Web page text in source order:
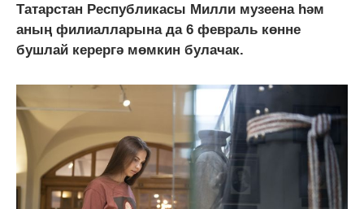
Татарстан Республикасы Милли музеена һәм
аның филиалларына да 6 февраль көнне
бушлай керергә мөмкин булачак.